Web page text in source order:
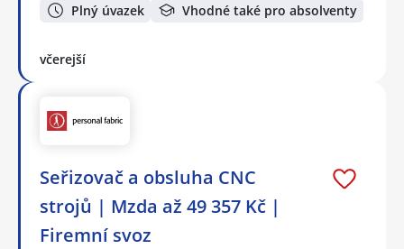
Plný úvazek Vhodné také pro absolventy
včerejší
Seřizovač a obsluha CNC
strojů | Mzda až 49 357 Kč |
Firemní svoz